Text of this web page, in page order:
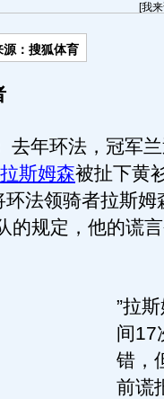
[我
源：搜狐体育
年环法，冠军兰
拉斯姆森被扯下黄
法领骑者拉斯姆
的规定，他的谎
”拉
间17
错，
前谎